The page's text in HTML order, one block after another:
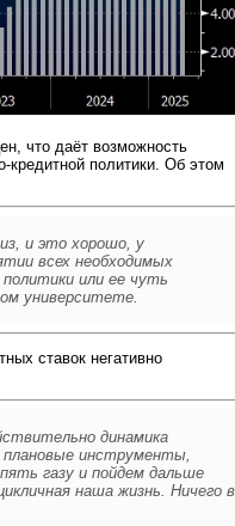
что даёт возможность
кредитной политики. Об этом
и это хорошо, у
всех необходимых
или ее чуть
университете.
ставок негативно
динамика
инструменты,
газу и пойдем дальше
наша жизнь. Ничего в